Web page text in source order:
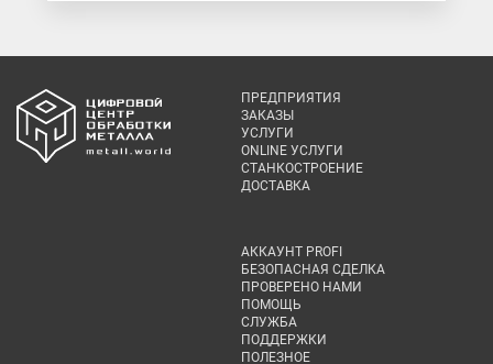
ПРЕДПРИЯТИЯ
ЗАКАЗЫ
УСЛУГИ
ONLINE УСЛУГИ
СТАНКОСТРОЕНИЕ
ДОСТАВКА
АККАУНТ PROFI
БЕЗОПАСНАЯ СДЕЛКА
ПРОВЕРЕНО НАМИ
ПОМОЩЬ
СЛУЖБА
ПОДДЕРЖКИ
ПОЛЕЗНОЕ